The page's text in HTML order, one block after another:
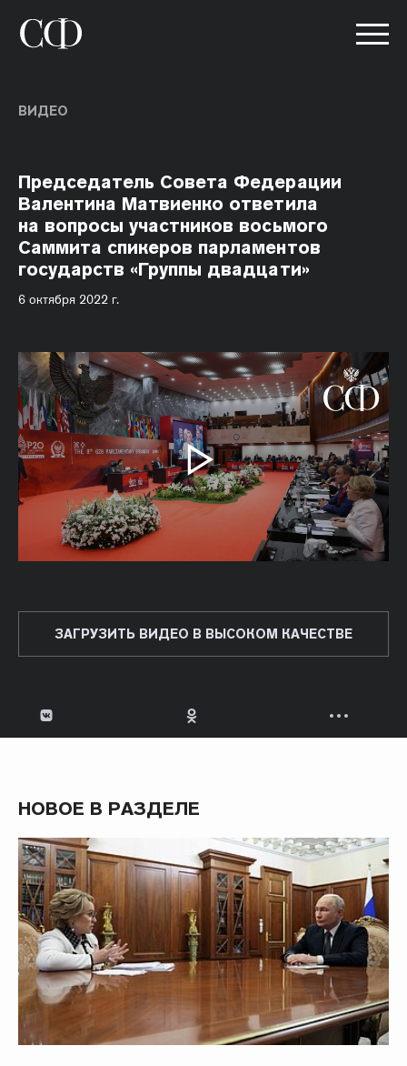
ВИДЕО
Председатель Совета Федерации
Валентина Матвиенко ответила
на вопросы участников восьмого
Саммита спикеров парламентов
государств «Группы двадцати»
6 октября 2022 г.
ЗАГРУЗИТЬ ВИДЕО В ВЫСОКОМ КАЧЕСТВЕ
НОВОЕ В РАЗДЕЛЕ